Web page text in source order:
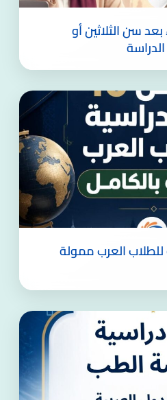
سن الثلاثين أو
للطلاب العرب ممولة